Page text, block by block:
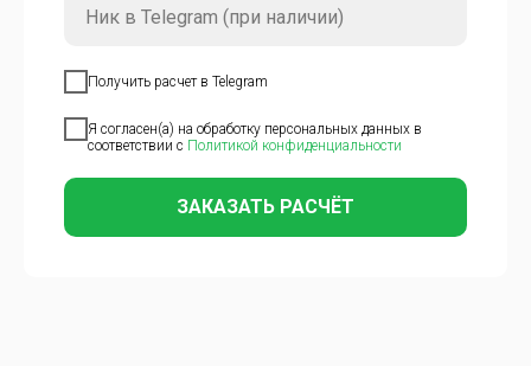
Получить расчет в Telegram
Я согласен(а) на обработку персональных данных в
соответствии с Политикой конфиденциальности
ЗАКАЗАТЬ РАСЧЁТ